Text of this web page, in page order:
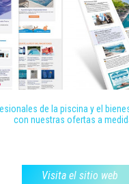
de la piscina y el
con nuestras ofertas a
Visita el sitio web